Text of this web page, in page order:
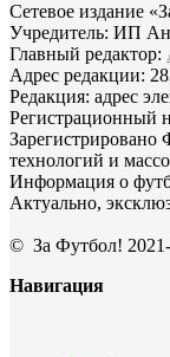
Сетевое издание
Учредитель: ИП
Главный редактор:
Адрес редакции:
Редакция: адрес
Регистрационный
Зарегистрировано
технологий и
Информация о
Актуально,
© За Футбол!
Навигация